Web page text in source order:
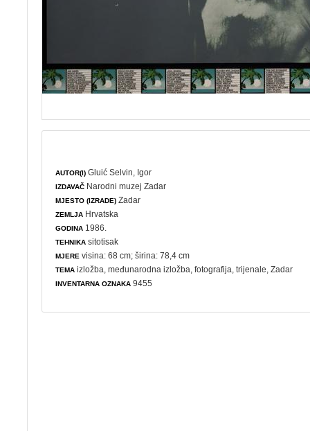
AUTOR(I) Gluić Selvin, Igor
IZDAVAČ Narodni muzej Zadar
MJESTO (IZRADE) Zadar
ZEMLJA Hrvatska
GODINA 1986.
TEHNIKA sitotisak
MJERE visina: 68 cm; širina: 78,4 cm
TEMA izložba ,međunarodna izložba ,fotografija ,trijenale , Zadar
INVENTARNA OZNAKA 9455